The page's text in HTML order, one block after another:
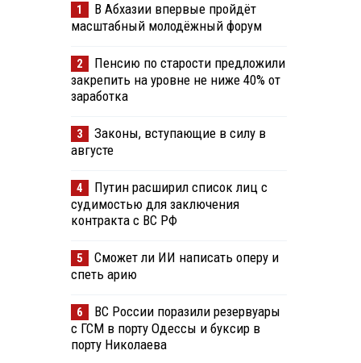
1
В Абхазии впервые пройдёт
масштабный молодёжный форум
2
Пенсию по старости предложили
закрепить на уровне не ниже 40% от
заработка
3
Законы, вступающие в силу в
августе
4
Путин расширил список лиц с
судимостью для заключения
контракта с ВС РФ
5
Сможет ли ИИ написать оперу и
спеть арию
6
ВС России поразили резервуары
с ГСМ в порту Одессы и буксир в
порту Николаева